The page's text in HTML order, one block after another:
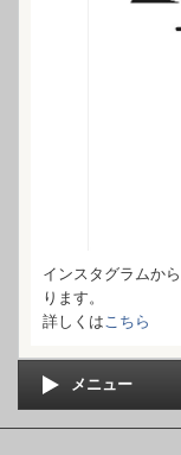
インスタグラムか
ります。
詳しくは こちら
メニュー